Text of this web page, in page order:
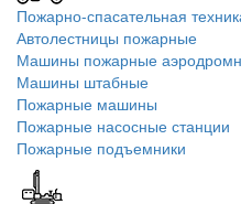
Пожарно-спасательная
Автолестницы пожарные
Машины пожарные
Машины штабные
Пожарные машины
Пожарные насосные станции
Пожарные подъемники